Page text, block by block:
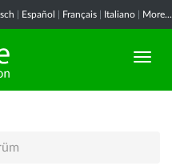
Español Français Italiano More...